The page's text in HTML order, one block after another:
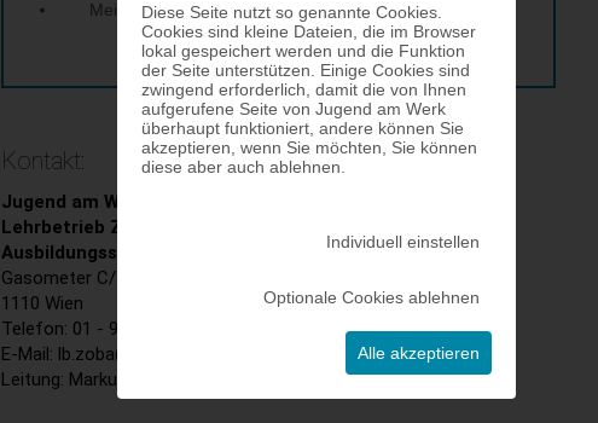
Diese Seite nutzt so genannte Cookies.
Cookies sind kleine Dateien, die im Browser
lokal gespeichert werden und die Funktion
der Seite unterstützen. Einige Cookies sind
zwingend erforderlich, damit die von Ihnen
aufgerufene Seite von Jugend am Werk
überhaupt funktioniert, andere können Sie
akzeptieren, wenn Sie möchten, Sie können
diese aber auch ablehnen.
Individuell einstellen
Optionale Cookies ablehnen
Alle akzeptieren
Kontakt:
Jugend am Werk Bildungs:Raum
Lehrbetrieb Zukunftsorientierte Berufsausbildung (ZOBA)
Ausbildungsstandort Gasometer
Gasometer C/3. Stock
1110 Wien
Telefon: 01 - 908 19 48
E-Mail: lb.zoba(at)jaw.at
Leitung: Markus Arzberger